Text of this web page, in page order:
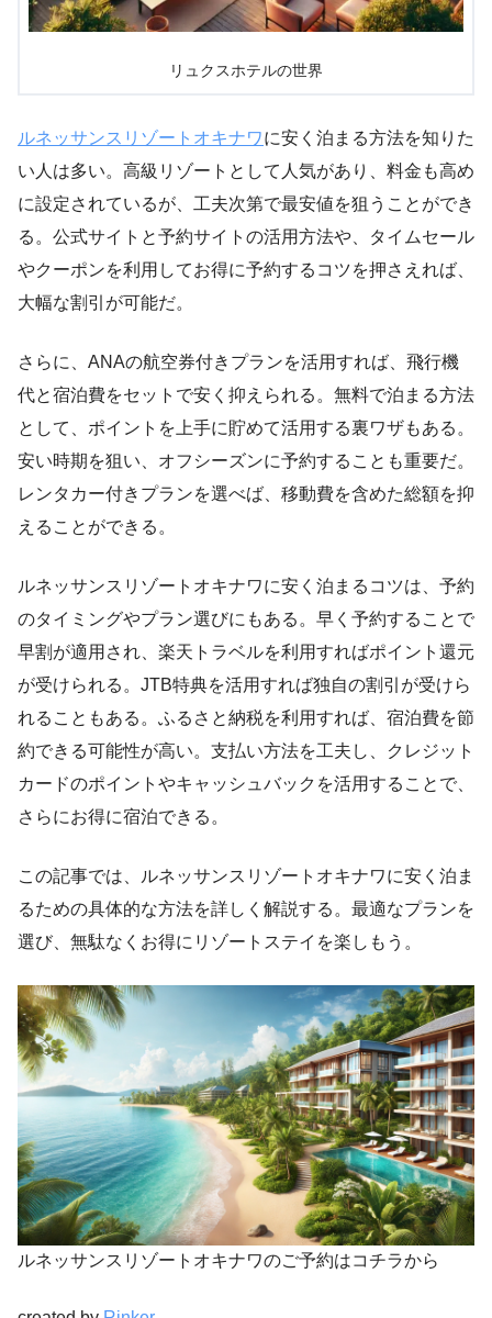
リュクスホテルの世界
ルネッサンスリゾートオキナワに安く泊まる方法を知りた
い人は多い。高級リゾートとして人気があり、料金も高め
に設定されているが、工夫次第で最安値を狙うことができ
る。公式サイトと予約サイトの活用方法や、タイムセール
やクーポンを利用してお得に予約するコツを押さえれば、
大幅な割引が可能だ。
さらに、ANAの航空券付きプランを活用すれば、飛行機
代と宿泊費をセットで安く抑えられる。無料で泊まる方法
として、ポイントを上手に貯めて活用する裏ワザもある。
安い時期を狙い、オフシーズンに予約することも重要だ。
レンタカー付きプランを選べば、移動費を含めた総額を抑
えることができる。
ルネッサンスリゾートオキナワに安く泊まるコツは、予約
のタイミングやプラン選びにもある。早く予約することで
早割が適用され、楽天トラベルを利用すればポイント還元
が受けられる。JTB特典を活用すれば独自の割引が受けら
れることもある。ふるさと納税を利用すれば、宿泊費を節
約できる可能性が高い。支払い方法を工夫し、クレジット
カードのポイントやキャッシュバックを活用することで、
さらにお得に宿泊できる。
この記事では、ルネッサンスリゾートオキナワに安く泊ま
るための具体的な方法を詳しく解説する。最適なプランを
選び、無駄なくお得にリゾートステイを楽しもう。
ルネッサンスリゾートオキナワのご予約はコチラから